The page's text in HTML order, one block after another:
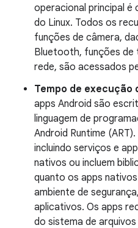
operacional principal é
do Linux. Todos os
funções de câmera,
Bluetooth, funções de
rede, são acessados
Tempo de execução
apps Android são
linguagem de
Android Runtime
incluindo serviços e
nativos ou incluem
quanto os apps
ambiente de
aplicativos. Os apps
do sistema de